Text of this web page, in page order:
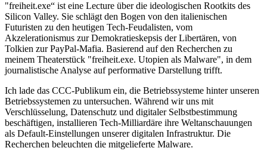
"freiheit.exe“ ist eine Lecture über die ideologischen Rootkits des
Silicon Valley. Sie schlägt den Bogen von den italienischen
Futuristen zu den heutigen Tech-Feudalisten, vom
Akzelerationismus zur Demokratieskepsis der Libertären, von
Tolkien zur PayPal-Mafia. Basierend auf den Recherchen zu
meinem Theaterstück "freiheit.exe. Utopien als Malware", in dem
journalistische Analyse auf performative Darstellung trifft.
Ich lade das CCC-Publikum ein, die Betriebssysteme hinter unseren
Betriebssystemen zu untersuchen. Während wir uns mit
Verschlüsselung, Datenschutz und digitaler Selbstbestimmung
beschäftigen, installieren Tech-Milliardäre ihre Weltanschauungen
als Default-Einstellungen unserer digitalen Infrastruktur. Die
Recherchen beleuchten die mitgelieferte Malware.